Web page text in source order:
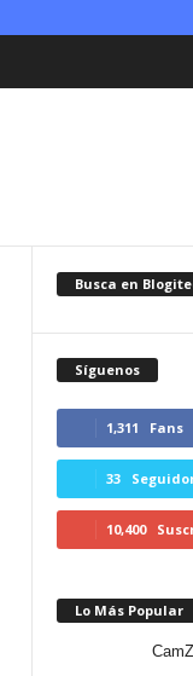
Busca en
Síguenos
1,311 Fans
33
10,400
Lo Más Popular